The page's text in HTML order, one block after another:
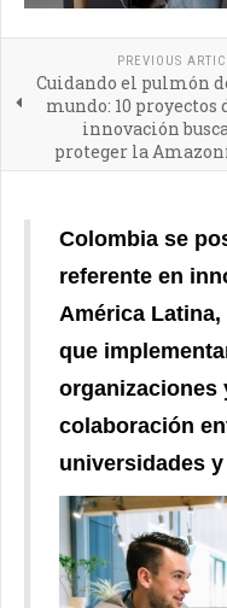
PREVIOUS
Cuidando el pulmón
mundo: 10 proyectos
innovación
proteger la
Colombia se
referente en
América
que
organizaciones
colaboración
universidades